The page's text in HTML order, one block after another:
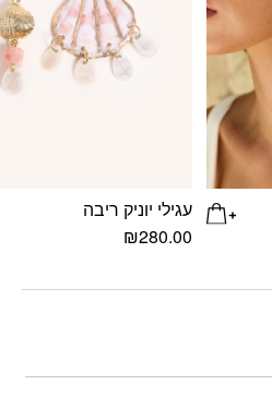
עגילי יוניק ריבה
₪280.00